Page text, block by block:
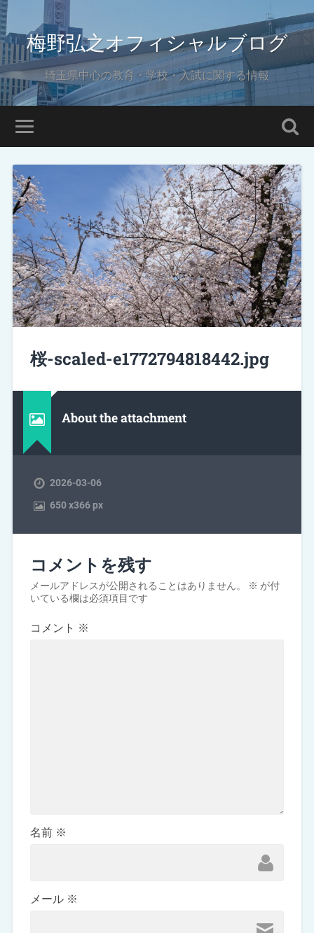
梅野弘之オフィシャルブログ
埼玉県中心の教育・学校・入試に関する情報
桜-scaled-e1772794818442.jpg
About the attachment
2026-03-06
650x366 px
コメントを残す
メールアドレスが公開されることはありません。 ※ が付
いている欄は必須項目です
コメント ※
名前 ※
メール ※